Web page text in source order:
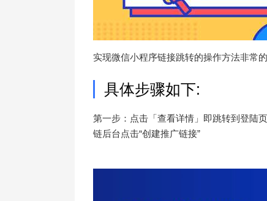
实现微信小程序链接跳转的操作方法非常
具体步骤如下:
第一步：点击「查看详情」即跳转到登陆
链后台点击“创建推广链接”